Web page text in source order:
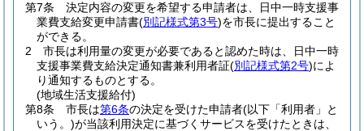
第7条
決定内容の変更を希望する申請者は、日中一時支援事
業費支給変更申請書(別記様式第3号)を市長に提出すること
ができる。
2
市長は利用量の変更が必要であると認めた時は、日中一時
支援事業費支給決定通知書兼利用者証(別記様式第2号)によ
り通知するものとする。
(地域生活支援給付)
第8条
市長は第6条の決定を受けた申請者(以下「利用者」と
いう。)が当該利用決定に基づくサービスを受けたときは、